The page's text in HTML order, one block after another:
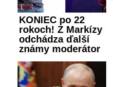
KONIEC po 22
rokoch! Z Markízy
odchádza ďalší
známy moderátor